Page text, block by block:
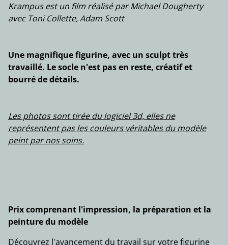
Krampus est un film réalisé par Michael Dougherty
avec Toni Collette, Adam Scott
Une magnifique figurine, avec un sculpt très
travaillé. Le socle n'est pas en reste, créatif et
bourré de détails.
Les photos sont tirée du logiciel 3d, elles ne
représentent pas les couleurs véritables du modèle
peint par nos soins.
Prix comprenant l'impression, la préparation et la
peinture du modèle
Découvrez l'avancement du travail sur votre figurine